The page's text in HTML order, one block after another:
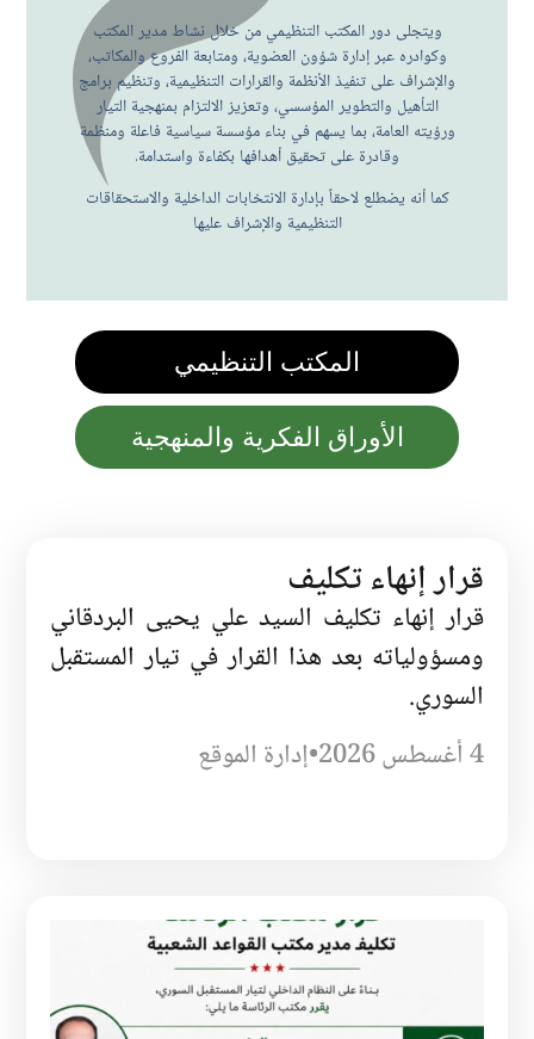
ويتجلى دور المكتب التنظيمي من خلال نشاط مدير المكتب
وكوادره عبر إدارة شؤون العضوية، ومتابعة الفروع والمكاتب،
والإشراف على تنفيذ الأنظمة والقرارات التنظيمية، وتنظيم برامج
التأهيل والتطوير المؤسسي، وتعزيز الالتزام بمنهجية التيار
ورؤيته العامة، بما يسهم في بناء مؤسسة سياسية فاعلة ومنظمة
وقادرة على تحقيق أهدافها بكفاءة واستدامة.
كما أنه يضطلع لاحقاً بإدارة الانتخابات الداخلية والاستحقاقات
التنظيمية والإشراف عليها
المكتب التنظيمي
الأوراق الفكرية والمنهجية
قرار إنهاء تكليف
قرار إنهاء تكليف السيد علي يحيى البردقاني
ومسؤولياته بعد هذا القرار في تيار المستقبل
السوري.
4 أغسطس 2026
•إدارة الموقع